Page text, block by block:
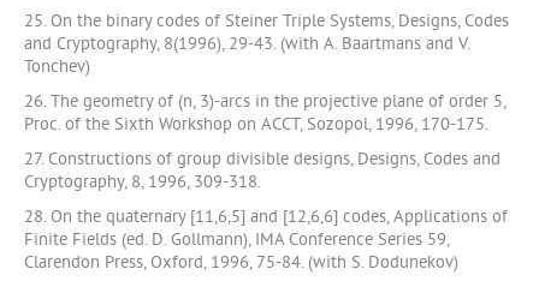
25. On the binary codes of Steiner Triple Systems, Designs, Codes
and Cryptography, 8(1996), 29-43. (with A. Baartmans and V.
Tonchev)
26. The geometry of (n, 3)-arcs in the projective plane of order 5,
Proc. of the Sixth Workshop on ACCT, Sozopol, 1996, 170-175.
27. Constructions of group divisible designs, Designs, Codes and
Cryptography, 8, 1996, 309-318.
28. On the quaternary [11,6,5] and [12,6,6] codes, Applications of
Finite Fields (ed. D. Gollmann), IMA Conference Series 59,
Clarendon Press, Oxford, 1996, 75-84. (with S. Dodunekov)